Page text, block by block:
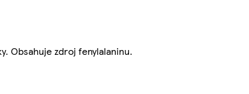
Obsahuje zdroj fenylalaninu.